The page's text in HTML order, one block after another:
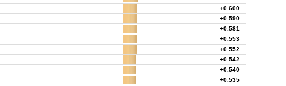
+0.600
+0.590
+0.581
+0.553
+0.552
+0.542
+0.540
+0.535